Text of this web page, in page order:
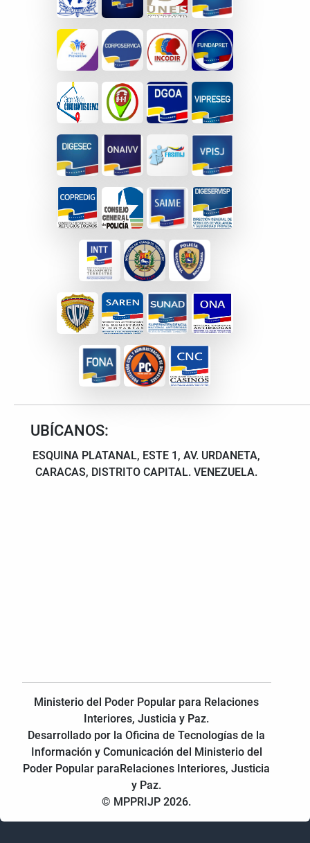
UBÍCANOS:
ESQUINA PLATANAL, ESTE 1, AV. URDANETA,
CARACAS, DISTRITO CAPITAL. VENEZUELA.
Ministerio del Poder Popular para Relaciones
Interiores, Justicia y Paz.
Desarrollado por la Oficina de Tecnologías de la
Información y Comunicación del Ministerio del
Poder Popular paraRelaciones Interiores, Justicia
y Paz.
© MPPRIJP 2026.